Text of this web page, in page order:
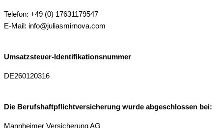
Telefon: +49 (0) 17631179547
E-Mail: info@juliasmirnova.com
Umsatzsteuer-Identifikationsnummer
DE260120316
Die Berufshaftpflichtversicherung wurde abgeschlossen bei:
Mannheimer Versicherung AG